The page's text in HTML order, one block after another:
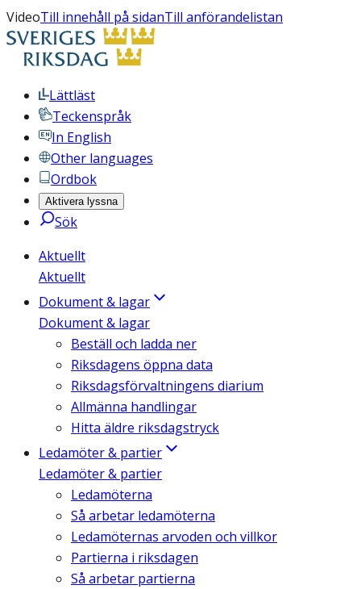
VideoTill innehåll på sidanTill anförandelistan
Lättläst
Teckenspråk
In English
Other languages
Ordbok
Aktivera lyssna
Sök
Aktuellt
Aktuellt
Dokument & lagar
Dokument & lagar
Beställ och ladda ner
Riksdagens öppna data
Riksdagsförvaltningens diarium
Allmänna handlingar
Hitta äldre riksdagstryck
Ledamöter & partier
Ledamöter & partier
Ledamöterna
Så arbetar ledamöterna
Ledamöternas arvoden och villkor
Partierna i riksdagen
Så arbetar partierna